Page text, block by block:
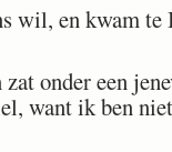
wil, en kwam te
onder een
want ik ben